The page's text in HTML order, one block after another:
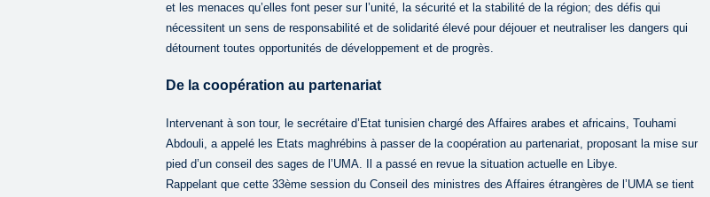
et les menaces qu’elles font peser sur l’unité, la sécurité et la stabilité de la région; des défis qui
nécessitent un sens de responsabilité et de solidarité élevé pour déjouer et neutraliser les dangers qui
détournent toutes opportunités de développement et de progrès.
De la coopération au partenariat
Intervenant à son tour, le secrétaire d’Etat tunisien chargé des Affaires arabes et africains, Touhami
Abdouli, a appelé les Etats maghrébins à passer de la coopération au partenariat, proposant la mise sur
pied d’un conseil des sages de l’UMA. Il a passé en revue la situation actuelle en Libye.
Rappelant que cette 33ème session du Conseil des ministres des Affaires étrangères de l’UMA se tient